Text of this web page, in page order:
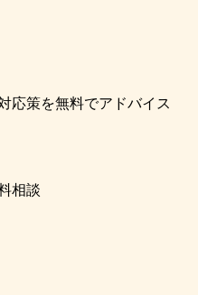
応策を無料でアドバイス
相談